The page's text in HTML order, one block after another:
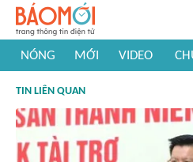
NÓNG MỚI VIDEO
#Khám phá thế giới
TIN LIÊN QUAN